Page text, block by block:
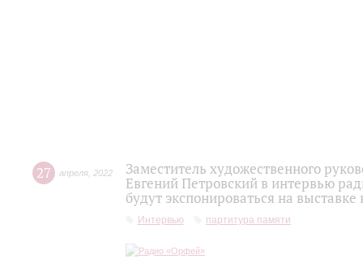
27 апреля 2022
Заместитель художественного
Евгений Петровский в интервью
будут экспонироваться на
Интервью партитура памяти